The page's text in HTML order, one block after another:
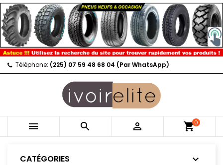
Téléphone: (225) 07 59 48 68 04 (Par WhatsApp)
   shopping_cart0
CATÉGORIES